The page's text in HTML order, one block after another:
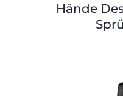
Hände